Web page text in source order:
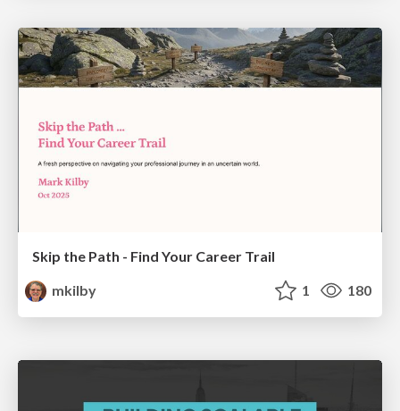
Skip the Path - Find Your Career Trail
mkilby
1 180